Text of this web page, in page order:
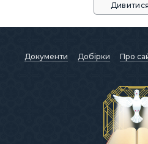
Документи Добірки Про